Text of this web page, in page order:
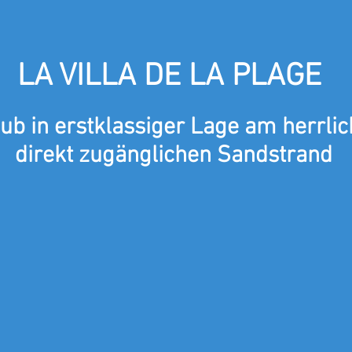
LA VILLA DE LA PLAGE
in erstklassiger Lage am
direkt zugänglichen Sandstrand